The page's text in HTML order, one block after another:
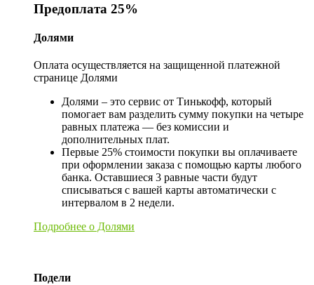
Предоплата 25%
Долями
Оплата осуществляется на защищенной платежной
странице Долями
Долями – это сервис от Тинькофф, который
помогает вам разделить сумму покупки на четыре
равных платежа — без комиссии и
дополнительных плат.
Первые 25% стоимости покупки вы оплачиваете
при оформлении заказа с помощью карты любого
банка. Оставшиеся 3 равные части будут
списываться с вашей карты автоматически с
интервалом в 2 недели.
Подробнее о Долями
Подели